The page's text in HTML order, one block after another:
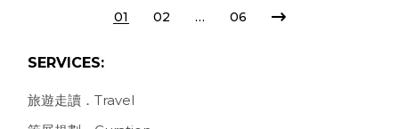
POSTS
PAGINATION
01 02 … 06
SERVICES:
旅遊走讀．Travel